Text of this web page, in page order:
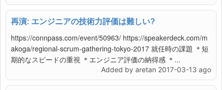
再演: エンジニアの技術力評価は難しい?
https://connpass.com/event/50963/ https://speakerdeck.com/m
akoga/regional-scrum-gathering-tokyo-2017 就任時の課題 ＊短
期的なスピードの重視 ＊エンジニア評価の納得感 ＊...
Added by aretan 2017-03-13 ago